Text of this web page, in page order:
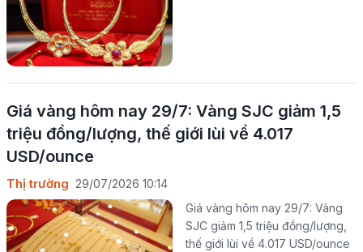
Giá vàng hôm nay 29/7: Vàng SJC giảm 1,5
triệu đồng/lượng, thế giới lùi về 4.017
USD/ounce
Thị trường 29/07/2026 10:14
Giá vàng hôm nay 29/7: Vàng
SJC giảm 1,5 triệu đồng/lượng,
thế giới lùi về 4.017 USD/ounce